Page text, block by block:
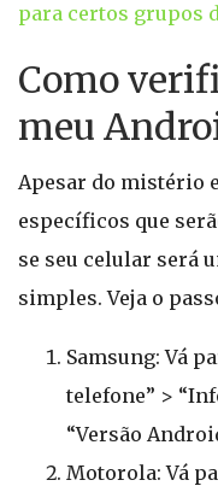
para certos grupos
Como
meu
Apesar do mistério
específicos que
se seu celular será
simples. Veja o
Samsung: Vá
telefone” >
“Versão
Motorola: Vá